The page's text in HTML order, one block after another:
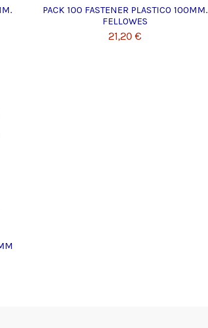
PACK 100 FASTENER PLASTICO 100MM.
FELLOWES
21,20 €